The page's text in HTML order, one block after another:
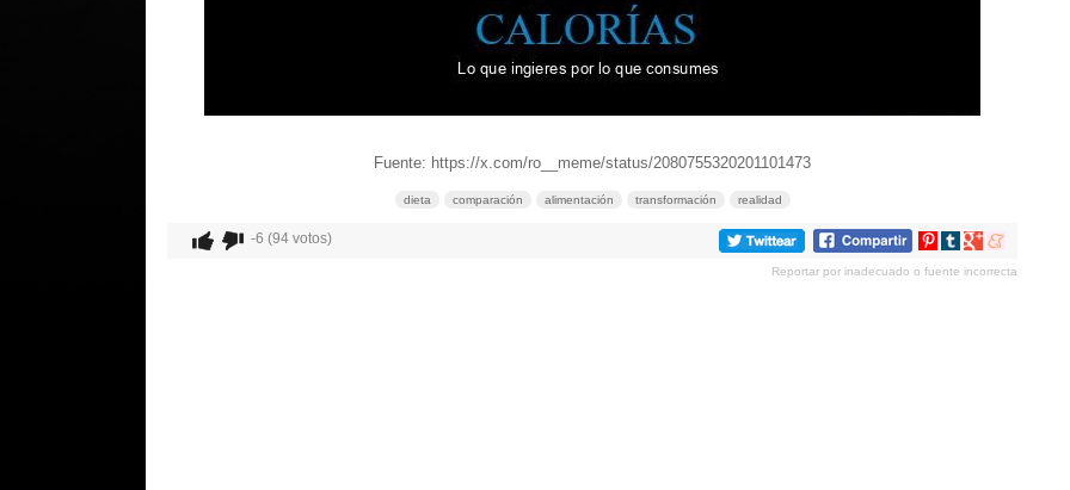
Fuente: https://x.com/ro__meme/status/2080755320201101473
dieta comparación alimentación transformación realidad
-6 (94 votos)
Compartir
Pinterest
Compartir
tumblr
Compartir
Google+
Compartir
meneame
Reportar por inadecuado o fuente incorrecta